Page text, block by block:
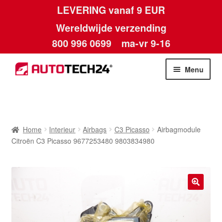
LEVERING vanaf 9 EUR
Wereldwijde verzending
800 996 0699 ma-vr 9-16
Ga
door
Ga
naar
Menu
Contact
Home Interieur Airbags C3 Picasso
Airbagmodule
Citroën C3 Picasso 9677253480 9803834980